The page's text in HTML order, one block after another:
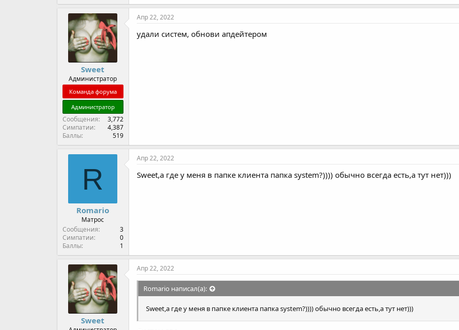
Sweet
Администратор
Команда форума
Администратор
Сообщения
3,772
Симпатии
4,387
Баллы
519
Апр 22, 2022
удали систем, обнови апдейтером
R
Romario
Матрос
Сообщения
3
Симпатии
0
Баллы
1
Апр 22, 2022
Sweet,а где у меня в папке клиента папка system?)))) обычно всегда есть,а тут нет)))
Sweet
Апр 22, 2022
Romario написал(а):
Sweet,а где у меня в папке клиента папка system?)))) обычно всегда есть,а тут нет)))